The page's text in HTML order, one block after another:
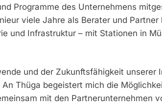
Programme des Unternehmens
viele Jahre als Berater und Partner
und Infrastruktur – mit Stationen in
und der Zukunftsfähigkeit unserer
Thüga begeistert mich die
mit den Partnerunternehmen